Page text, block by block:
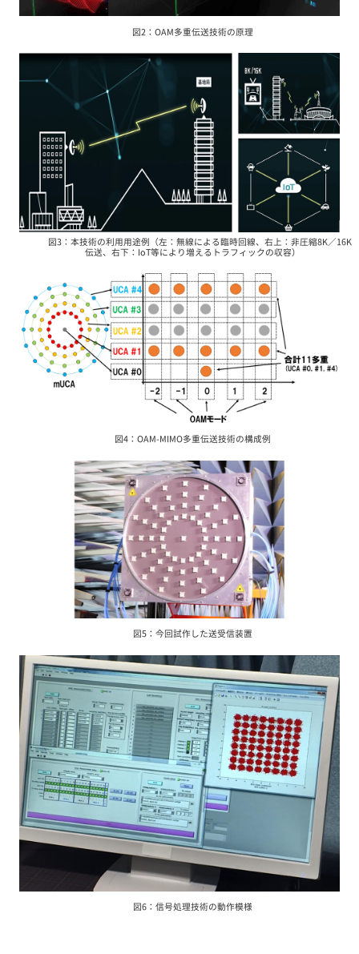
図2：OAM多重伝送技術の原理
図3：本技術の利用用途例（左：無線による臨時回線、右上：非圧縮8K／16K
伝送、右下：IoT等により増えるトラフィックの収容）
図4：OAM-MIMO多重伝送技術の構成例
図5：今回試作した送受信装置
図6：信号処理技術の動作模様